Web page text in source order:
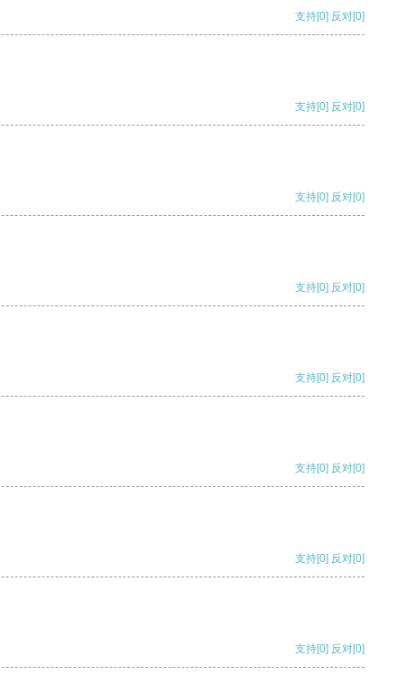
支持[0] 反对[0]
支持[0] 反对[0]
支持[0] 反对[0]
支持[0] 反对[0]
支持[0] 反对[0]
支持[0] 反对[0]
支持[0] 反对[0]
支持[0] 反对[0]